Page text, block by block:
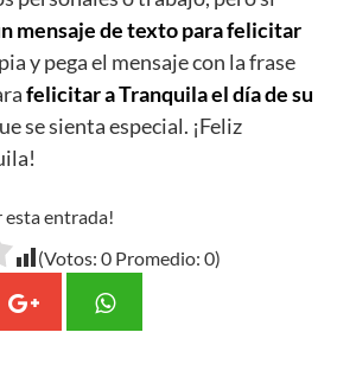
mensaje de texto para felicitar
y pega el mensaje con la frase
felicitar a Tranquila el día de su
se sienta especial. ¡Feliz
esta entrada!
(Votos: 0 Promedio: 0)